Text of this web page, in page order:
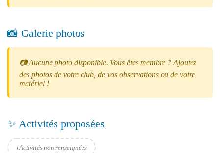
📸 Galerie photos
📷 Aucune photo disponible. Vous êtes membre ? Ajoutez
des photos de votre club, de vos observations ou de votre
matériel !
✨ Activités proposées
ℹ️ Activités non renseignées